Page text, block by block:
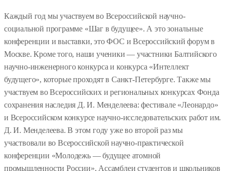
Каждый год мы участвуем во Всероссийской научно-
социальной программе «Шаг в будущее». А это зональные
конференции и выставки, это ФОС и Всероссийский форум в
Москве. Кроме того, наши ученики — участники Балтийского
научно-инженерного конкурса и конкурса «Интеллект
будущего», которые проходят в Санкт-Петербурге. Также мы
участвуем во Всероссийских и региональных конкурсах Фонда
сохранения наследия Д. И. Менделеева: фестивале «Леонардо»
и Всероссийском конкурсе научно-исследовательских работ им.
Д. И. Менделеева. В этом году уже во второй раз мы
участвовали во Всероссийской научно-практической
конференции «Молодежь — будущее атомной
промышленности России», Ассамблеи студентов и школьников